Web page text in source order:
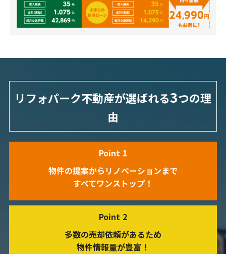
リフォパーク不動産が選ばれる3つの理
由
Point 1
物件の提案から リノベーションまで
すべてワンストップ！
Point 2
多数の売却依頼があるため
物件情報量が豊富！